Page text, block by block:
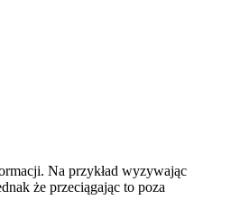
Na przykład wyzywając
że przeciągając to poza